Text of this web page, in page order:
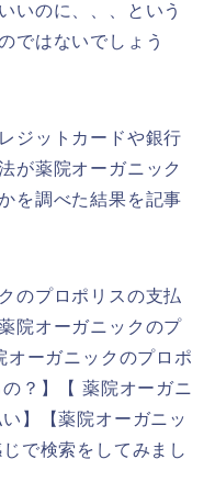
いのに、、、という
ではないでしょう
ジットカードや銀行
が薬院オーガニック
を調べた結果を記事
のプロポリスの支払
院オーガニックのプ
オーガニックのプロポ
？】【 薬院オーガニ
】【薬院オーガニッ
で検索をしてみまし